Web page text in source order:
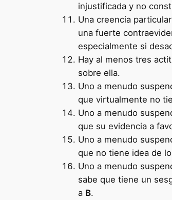
injustificada y no
Una creencia
una fuerte
especialmente si
Hay al menos tres
sobre ella.
Uno a menudo
que virtualmente no
Uno a menudo
que su evidencia a
Uno a menudo
que no tiene idea de
Uno a menudo
sabe que tiene un
a B.